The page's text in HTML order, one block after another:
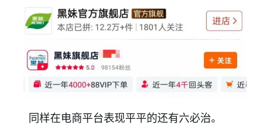
同样在电商平台表现平平的还有六必治。